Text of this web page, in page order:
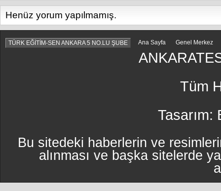
Henüz yorum yapılmamış.
TÜRK EĞİTİM-SEN ANKARA 5 NO.LU ŞUBE Ana Sayfa Genel Merkez
Tüm
Tasarım:
Bu sitedeki haberlerin ve
alınması ve başka sitelerde